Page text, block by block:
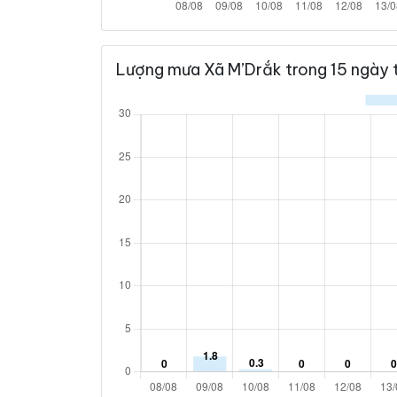
Lượng mưa Xã M’Drắk trong 15 ngày